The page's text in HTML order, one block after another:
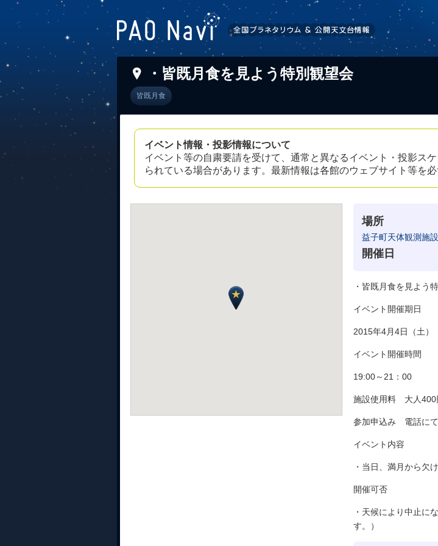
・皆既月食を見よう特別観望会
皆既月食
イベント情報・投影情報について
イベント等の自粛要請を受けて、通常と異なるイベント・投影ス
られている場合があります。最新情報は各館のウェブサイト等を必
場所
益子町天体観測施
開催日
・皆既月食を見よう
イベント開催期日
2015年4月4日（土）
イベント開催時間
19:00～21：00
施設使用料 大人400
参加申込み 電話にて
イベント内容
・当日、満月から欠
開催可否
・天候により中止に
す。）